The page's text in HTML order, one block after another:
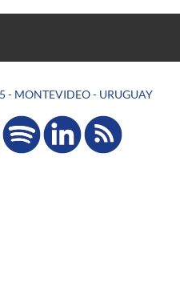
- MONTEVIDEO - URUGUAY